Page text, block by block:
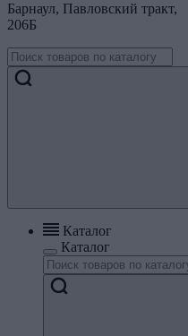
Барнаул, Павловский тракт,
206Б
Каталог
Каталог